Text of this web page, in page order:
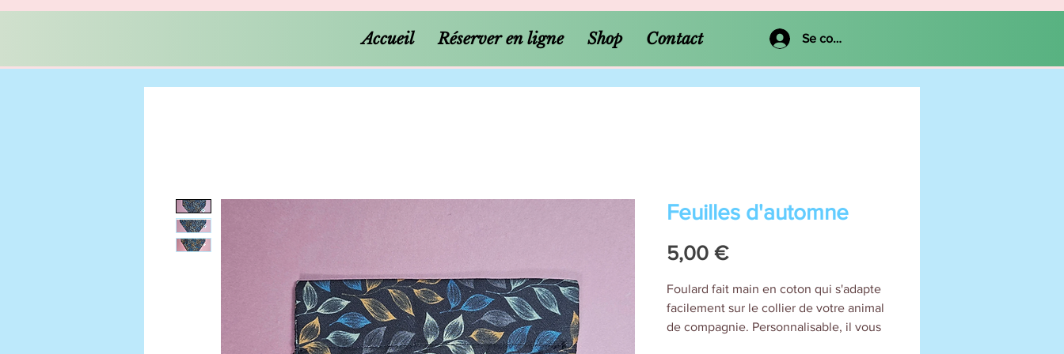
Accueil Réserver en ligne Shop Contact Se connecter
Feuilles d'automne
5,00 €Prix
Foulard fait main en coton qui s'adapte
facilement sur le collier de votre animal
de compagnie. Personnalisable, il vous